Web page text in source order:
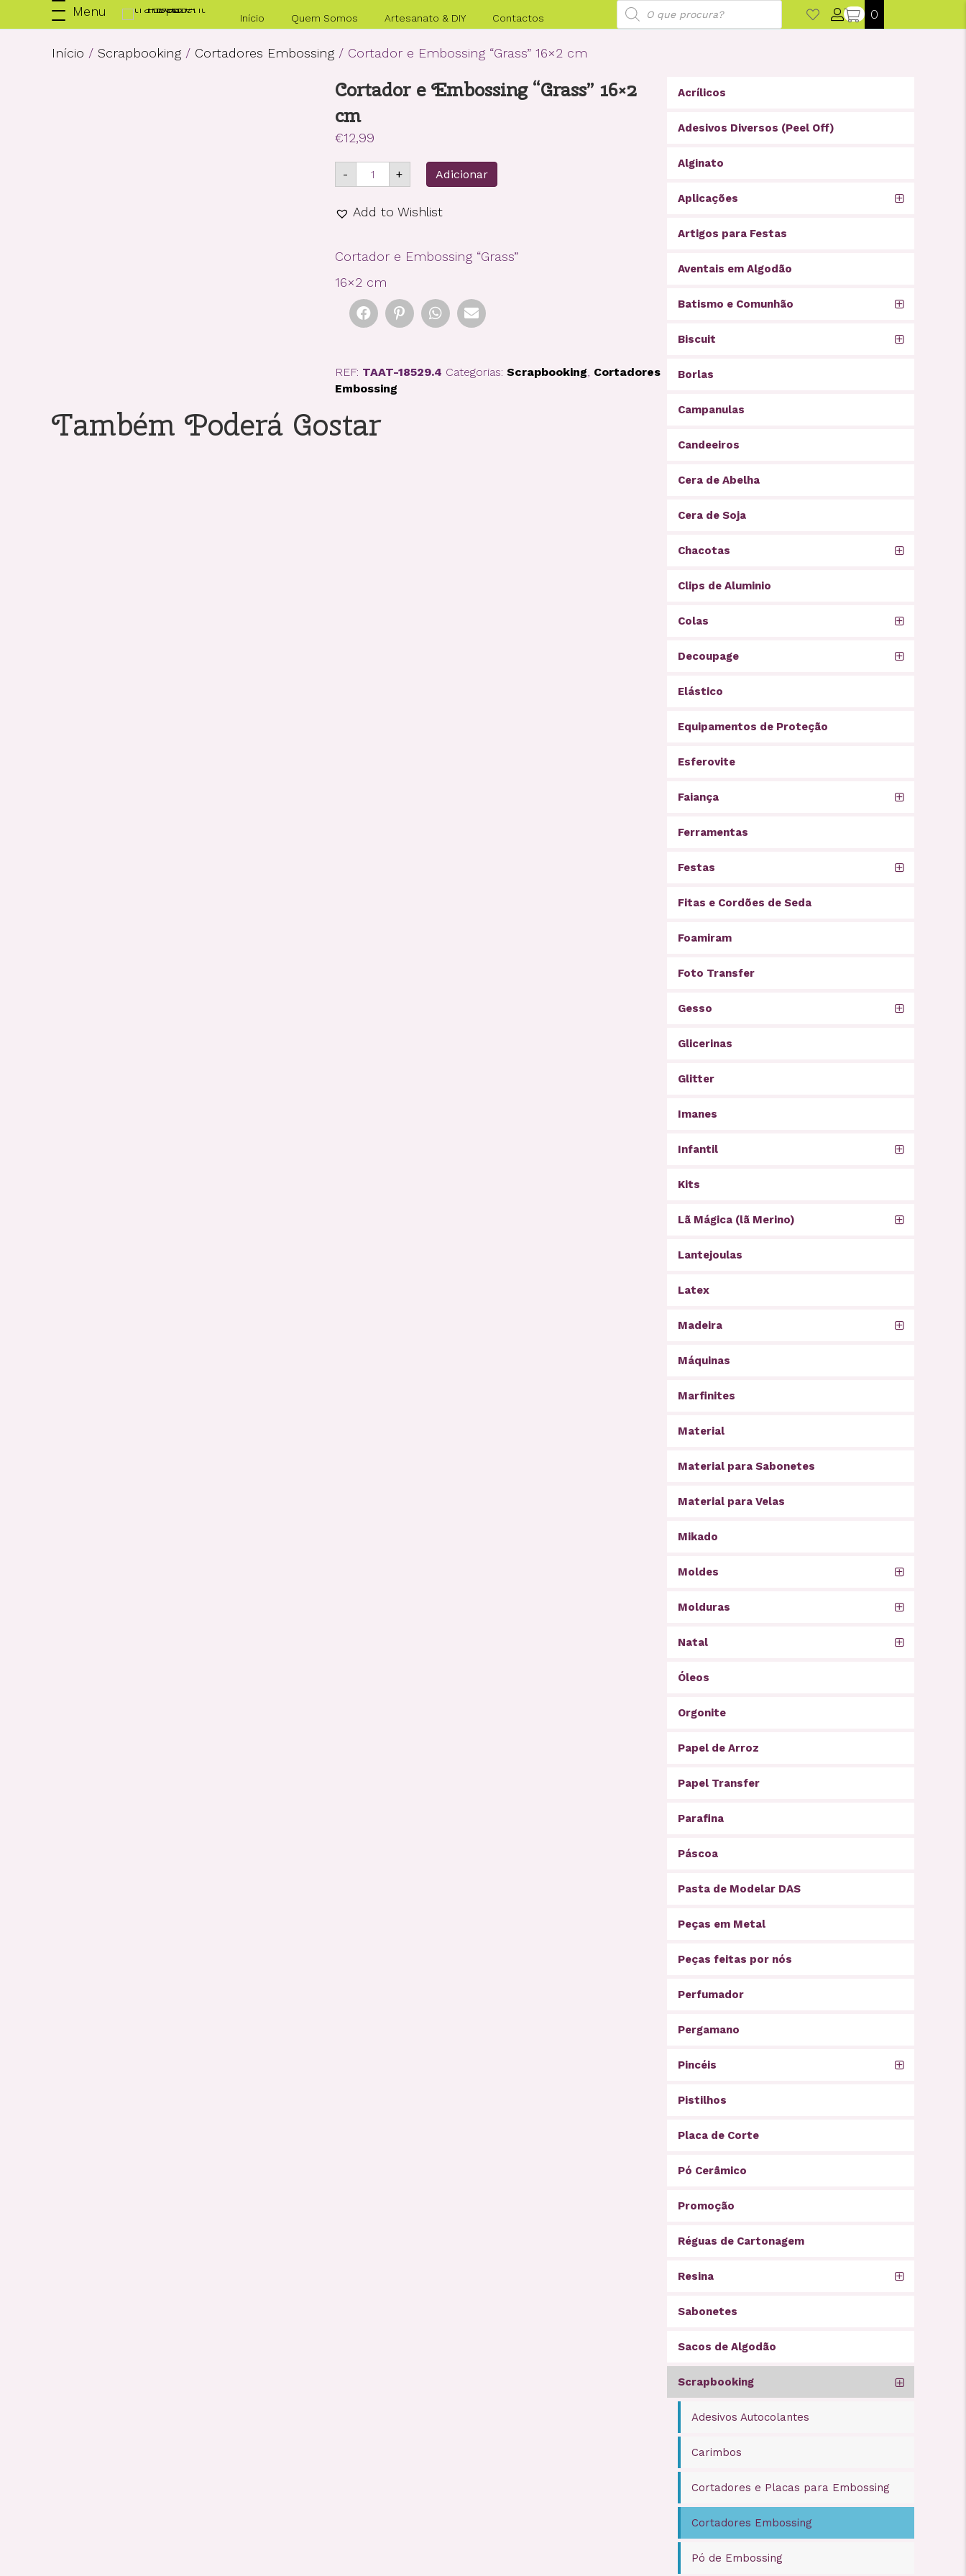
Menu Início Quem Somos Artesanato & DIY Contactos
Products
search
0
Início / Scrapbooking / Cortadores Embossing / Cortador e Embossing “Grass” 16×2 cm
Cortador e Embossing “Grass” 16×2
cm
€12,99
-
Quantidade
e
Embossing
cm
+ Adicionar
Add to Wishlist
Cortador e Embossing “Grass”
16×2 cm
REF: TAAT-18529.4 Categorias: Scrapbooking, Cortadores
Embossing
Também Poderá Gostar
Acrílicos
Adesivos Diversos (Peel Off)
Alginato
Aplicações
Artigos para Festas
Aventais em Algodão
Batismo e Comunhão
Biscuit
Borlas
Campanulas
Candeeiros
Cera de Abelha
Cera de Soja
Chacotas
Clips de Aluminio
Colas
Decoupage
Elástico
Equipamentos de Proteção
Esferovite
Faiança
Ferramentas
Festas
Fitas e Cordões de Seda
Foamiram
Foto Transfer
Gesso
Glicerinas
Glitter
Imanes
Infantil
Kits
Lã Mágica (lã Merino)
Lantejoulas
Latex
Madeira
Máquinas
Marfinites
Material
Material para Sabonetes
Material para Velas
Mikado
Moldes
Molduras
Natal
Óleos
Orgonite
Papel de Arroz
Papel Transfer
Parafina
Páscoa
Pasta de Modelar DAS
Peças em Metal
Peças feitas por nós
Perfumador
Pergamano
Pincéis
Pistilhos
Placa de Corte
Pó Cerâmico
Promoção
Réguas de Cartonagem
Resina
Sabonetes
Sacos de Algodão
Scrapbooking
Adesivos Autocolantes
Carimbos
Cortadores e Placas para Embossing
Cortadores Embossing
Pó de Embossing